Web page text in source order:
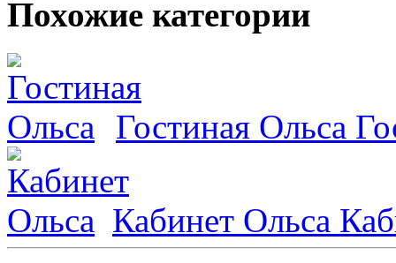
Похожие категории
Гостиная Ольса
Кабинет Ольса